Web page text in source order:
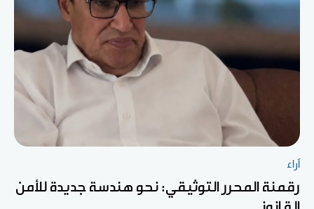
آراء
رقمنة المحرر التوثيقي: نحو هندسة جديدة للأمن